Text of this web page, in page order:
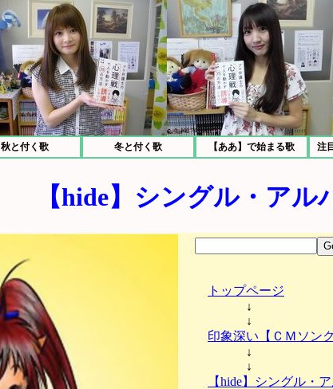
秋と付く歌 冬と付く歌 【ああ】で始まる歌 注
【hide】シングル・アル
トップページ
↓
↓
印象深い【ＣＭソン
↓
↓
【hide】シングル・